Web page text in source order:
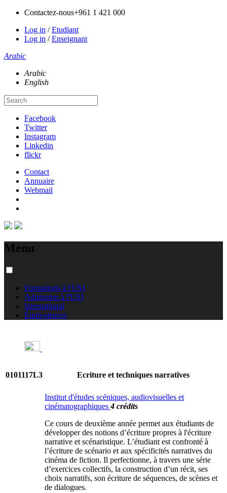
Contactez-nous+961 1 421 000
Log in /Etudiant
Log in /Enseignant
Arabic
Arabic
English
Facebook
Twitter
Instagram
Linkedin
flickr
Contact
Annuaire
Webmail
Menu
Formations à l'USJ
Admission à l'USJ
International
Équivalences
0101117L3 Ecriture et techniques narratives
Institut d'études scéniques, audiovisuelles et
cinématographiques4 crédits
Ce cours de deuxième année permet aux étudiants de
développer des notions d’écriture propres à l'écriture
narrative et scénaristique. L’étudiant est confronté à
l’écriture de scénario et aux spécificités narratives du
cinéma de fiction. Il perfectionne, à travers une série
d’exercices collectifs, la construction d’un récit, ses
choix narratifs, son écriture de séquences, de scènes et
de dialogues.